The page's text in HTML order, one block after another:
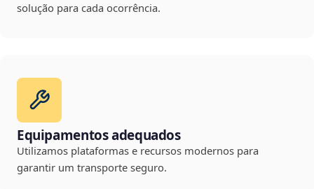
solução para cada ocorrência.
Equipamentos adequados
Utilizamos plataformas e recursos modernos para
garantir um transporte seguro.